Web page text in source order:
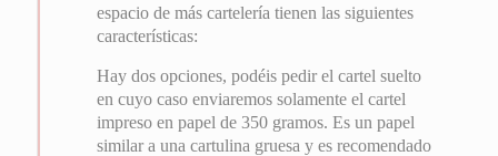
espacio de más cartelería tienen las siguientes
características:
Hay dos opciones, podéis pedir el cartel suelto
en cuyo caso enviaremos solamente el cartel
impreso en papel de 350 gramos. Es un papel
similar a una cartulina gruesa y es recomendado